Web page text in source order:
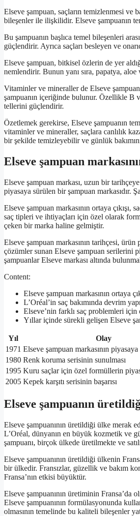
Elseve şampuan, saçların temizlenmesi ve
bileşenler ile ilişkilidir. Elseve şampuanın
Bu şampuanın başlıca temel bileşenleri
güçlendirir. Ayrıca saçları besleyen ve
Elseve şampuan, bitkisel özlerin de yer
nemlendirir. Bunun yanı sıra, papatya,
Vitaminler ve mineraller de Elseve
şampuanın içeriğinde bulunur. Özellikle B
tellerini güçlendirir.
Özetlemek gerekirse, Elseve şampuanın
vitaminler ve mineraller, saçlara canlılık
bir şekilde temizleyebilir ve günlük
Elseve şampuan
Elseve şampuan markası, uzun bir
piyasaya sürülen bir şampuan markasıdır.
Elseve şampuan markasının ortaya
saç tipleri ve ihtiyaçları için özel olarak
çeken bir marka haline gelmiştir.
Elseve şampuan markasının tarihçesi,
çözümler sunan Elseve şampuan serilerini
şampuanlar Elseve markası altında
Content:
Elseve şampuan markasının ortaya
L’Oréal’in saç bakımında devrim
Elseve’nin farklı saç problemleri için
Yıllar içinde sürekli gelişen Elseve
Yıl
Olay
1971 Elseve şampuan markasının
1980 Renk koruma serisinin sunulması
1995 Kuru saçlar için özel formüllerin
2005 Kepek karşıtı serisinin başarısı
Elseve şampuanın
Elseve şampuanının üretildiği ülke merak
L’Oréal, dünyanın en büyük kozmetik ve
şampuanı, birçok ülkede üretilmekte ve
Elseve şampuanının üretildiği ülkenin
bir ülkedir. Fransızlar, güzellik ve bakım
Fransa’nın etkisi büyüktür.
Elseve şampuanının üretiminin Fransa’da
Elseve şampuanının formülasyonunda
olmasının temelinde bu kaliteli bileşenler